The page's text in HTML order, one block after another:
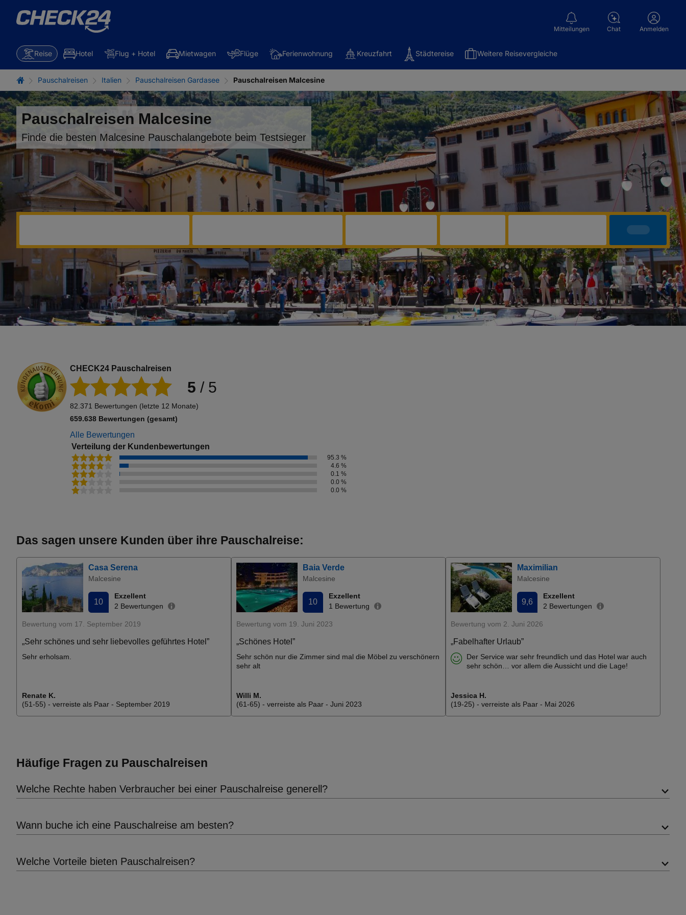
Mitteilungen Chat Anmelden
Reise Hotel Flug + Hotel Mietwagen Flüge Ferienwohnung Kreuzfahrt Städtereise Weitere Reisevergleiche
Pauschalreisen Italien Pauschalreisen Gardasee Pauschalreisen Malcesine
Pauschalreisen Malcesine
Finde die besten Malcesine Pauschalangebote beim Testsieger
CHECK24 Pauschalreisen
5 / 5
82.371 Bewertungen (letzte 12 Monate)
659.638 Bewertungen (gesamt)
Alle Bewertungen
Verteilung der Kundenbewertungen
95.3 %
4.6 %
0.1 %
0.0 %
0.0 %
Das sagen unsere Kunden über ihre Pauschalreise:
Casa Serena
Malcesine
10
Exzellent
2 Bewertungen
Bewertung vom 17. September 2019
„Sehr schönes und sehr liebevolles geführtes Hotel”
Sehr erholsam.
Renate K.
(51-55) - verreiste als Paar - September 2019
Baia Verde
Malcesine
10
Exzellent
1 Bewertung
Bewertung vom 19. Juni 2023
„Schönes Hotel”
Sehr schön nur die Zimmer sind mal die Möbel zu verschönern
sehr alt
Willi M.
(61-65) - verreiste als Paar - Juni 2023
Maximilian
Malcesine
9,6
Exzellent
2 Bewertungen
Bewertung vom 2. Juni 2026
„Fabelhafter Urlaub”
Der Service war sehr freundlich und das Hotel war auch
sehr schön… vor allem die Aussicht und die Lage!
Jessica H.
(19-25) - verreiste als Paar - Mai 2026
Häufige Fragen zu Pauschalreisen
Welche Rechte haben Verbraucher bei einer Pauschalreise generell?
Wann buche ich eine Pauschalreise am besten?
Welche Vorteile bieten Pauschalreisen?